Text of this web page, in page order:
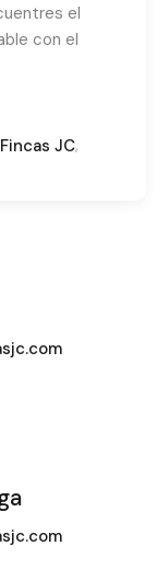
el
con el
Fincas JC,